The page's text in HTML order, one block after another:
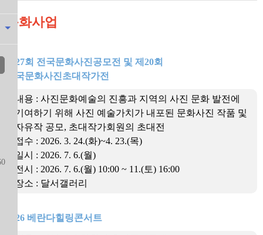
문화사업
제27회 전국문화사진공모전 및 제20회
전국문화사진초대작가전
내용 : 사진문화예술의 진흥과 지역의 사진 문화 발전에
기여하기 위해 사진 예술가치가 내포된 문화사진 작품 및
자유작 공모, 초대작가회원의 초대전
접수 : 2026. 3. 24.(화)~4. 23.(목)
일시 : 2026. 7. 6.(월)
전시 : 2026. 7. 6.(월) 10:00 ~ 11.(토) 16:00
장소 : 달서갤러리
2026 베란다힐링콘서트